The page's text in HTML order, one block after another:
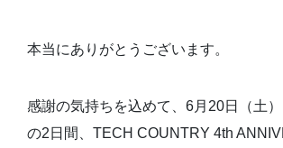
本当にありがとうございます。
感謝の気持ちを込めて、6月20日（土）
の2日間、TECH COUNTRY 4th